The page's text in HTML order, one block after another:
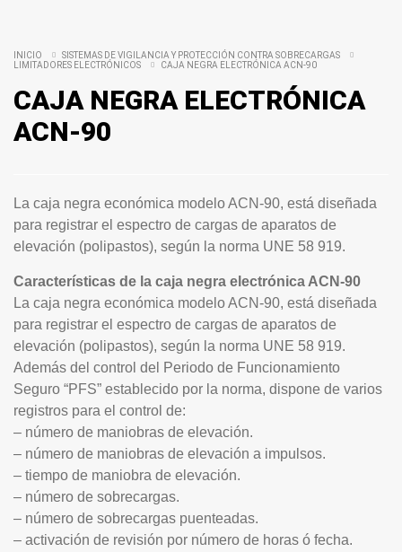
INICIO
SISTEMAS DE VIGILANCIA Y PROTECCIÓN CONTRA SOBRECARGAS
LIMITADORES ELECTRÓNICOS
CAJA NEGRA ELECTRÓNICA ACN-90
CAJA NEGRA ELECTRÓNICA
ACN-90
La caja negra económica modelo ACN-90, está diseñada
para registrar el espectro de cargas de aparatos de
elevación (polipastos), según la norma UNE 58 919.
Características de la caja negra electrónica ACN-90
La caja negra económica modelo ACN-90, está diseñada
para registrar el espectro de cargas de aparatos de
elevación (polipastos), según la norma UNE 58 919.
Además del control del Periodo de Funcionamiento
Seguro “PFS” establecido por la norma, dispone de varios
registros para el control de:
– número de maniobras de elevación.
– número de maniobras de elevación a impulsos.
– tiempo de maniobra de elevación.
– número de sobrecargas.
– número de sobrecargas puenteadas.
– activación de revisión por número de horas ó fecha.